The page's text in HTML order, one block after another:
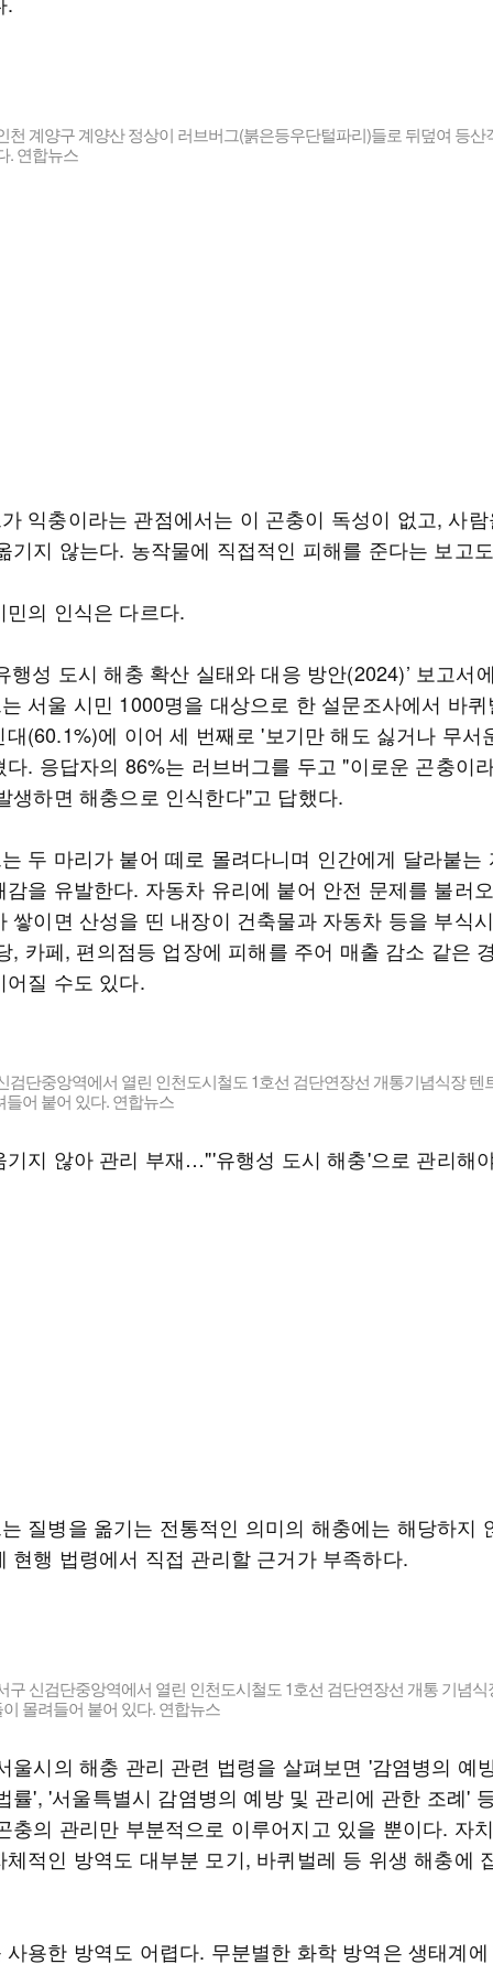
천 계양구 계양산 정상이 러브버그(붉은등우단털파리)들로 뒤덮여 등산
. 연합뉴스
익충이라는 관점에서는 이 곤충이 독성이 없고, 사람
기지 않는다. 농작물에 직접적인 피해를 준다는 보고
민의 인식은 다르다.
행성 도시 해충 확산 실태와 대응 방안(2024)’ 보고서
서울 시민 1000명을 대상으로 한 설문조사에서 바퀴
대(60.1%)에 이어 세 번째로 '보기만 해도 싫거나 무서
다. 응답자의 86%는 러브버그를 두고 "이로운 곤충이
생하면 해충으로 인식한다"고 답했다.
두 마리가 붙어 떼로 몰려다니며 인간에게 달라붙는
감을 유발한다. 자동차 유리에 붙어 안전 문제를 불러
쌓이면 산성을 띤 내장이 건축물과 자동차 등을 부식
, 카페, 편의점등 업장에 피해를 주어 매출 감소 같은
어질 수도 있다.
검단중앙역에서 열린 인천도시철도 1호선 검단연장선 개통기념식장 텐
들어 붙어 있다. 연합뉴스
지 않아 관리 부재…"'유행성 도시 해충'으로 관리해
질병을 옮기는 전통적인 의미의 해충에는 해당하지
현행 법령에서 직접 관리할 근거가 부족하다.
구 신검단중앙역에서 열린 인천도시철도 1호선 검단연장선 개통 기념식
몰려들어 붙어 있다. 연합뉴스
울시의 해충 관리 관련 법령을 살펴보면 '감염병의 예
률', '서울특별시 감염병의 예방 및 관리에 관한 조례'
충의 관리만 부분적으로 이루어지고 있을 뿐이다. 자
체적인 방역도 대부분 모기, 바퀴벌레 등 위생 해충에
사용한 방역도 어렵다. 무분별한 화학 방역은 생태계